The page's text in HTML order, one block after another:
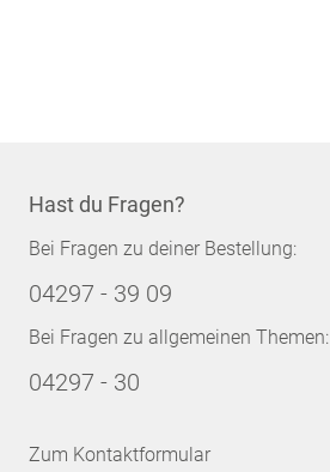
Hast du Fragen?
Bei Fragen zu deiner Bestellung:
04297 - 39 09
Bei Fragen zu allgemeinen Themen:
04297 - 30
Zum Kontaktformular